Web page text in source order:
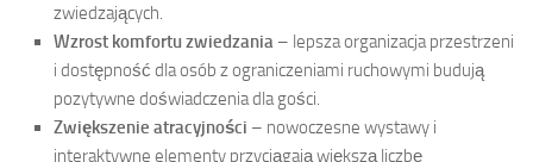
zwiedzających.
Wzrost komfortu zwiedzania – lepsza organizacja przestrzeni
i dostępność dla osób z ograniczeniami ruchowymi budują
pozytywne doświadczenia dla gości.
Zwiększenie atracyjności – nowoczesne wystawy i
interaktywne elementy przyciągają większą liczbę